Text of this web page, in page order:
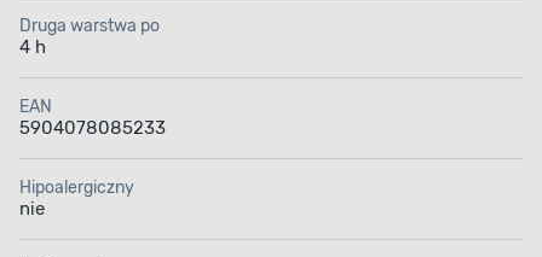
Druga warstwa po
4 h
EAN
5904078085233
Hipoalergiczny
nie